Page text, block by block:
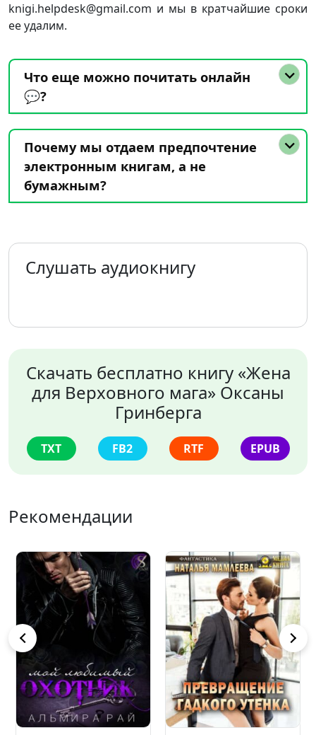
knigi.helpdesk@gmail.com и мы в кратчайшие сроки
ее удалим.
Что еще можно почитать онлайн
💬?
Почему мы отдаем предпочтение
электронным книгам, а не
бумажным?
Слушать аудиокнигу
Скачать бесплатно книгу «Жена
для Верховного мага» Оксаны
Гринберга
TXT FB2 RTF EPUB
Рекомендации